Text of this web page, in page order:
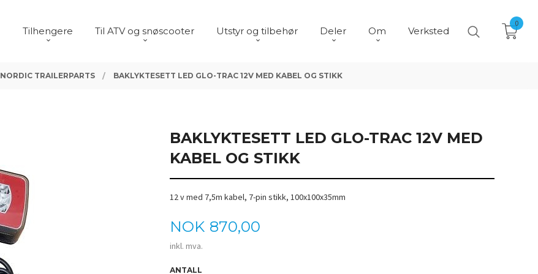
Tilhengere Til ATV og snøscooter Utstyr og tilbehør Deler Om Verksted
0
NORDIC TRAILERPARTS BAKLYKTESETT LED GLO-TRAC 12V MED KABEL OG STIKK
BAKLYKTESETT LED GLO-TRAC 12V MED
KABEL OG STIKK
12 v med 7,5m kabel, 7-pin stikk, 100x100x35mm
Pris
NOK 870,00
inkl. mva.
ANTALL